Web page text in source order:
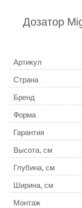
Дозатор
Артикул
Страна
Бренд
Форма
Гарантия
Высота, см
Глубина, см
Ширина, см
Монтаж